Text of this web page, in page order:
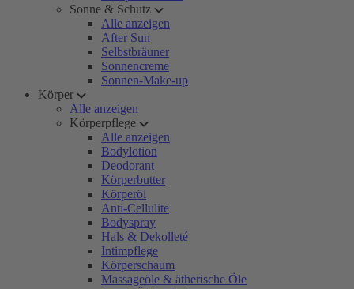
Sonne & Schutz
Alle anzeigen
After Sun
Selbstbräuner
Sonnencreme
Sonnen-Make-up
Körper
Alle anzeigen
Körperpflege
Alle anzeigen
Bodylotion
Deodorant
Körperbutter
Körperöl
Anti-Cellulite
Bodyspray
Hals & Dekolleté
Intimpflege
Körperschaum
Massageöle & ätherische Öle